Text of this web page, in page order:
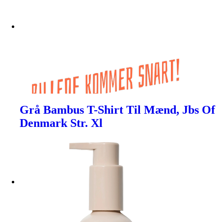
Grå Bambus T-Shirt Til Mænd, Jbs Of
Denmark Str. Xl